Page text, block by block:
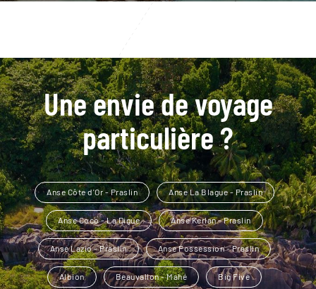
Une envie de voyage
particulière ?
Anse Côte d'Or - Praslin Anse La Blague - Praslin
Anse Coco - La Digue Anse Kerlan - Praslin
Anse Lazio - Praslin Anse Possession - Praslin
Albion Beauvallon - Mahé Big Five